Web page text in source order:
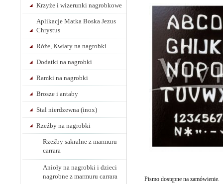
Krzyże i wizerunki nagrobkowe
Aplikacje Matka Boska Jezus
Chrystus
Róże, Kwiaty na nagrobki
Dodatki na nagrobki
Ramki na nagrobki
Brosze i antaby
Stal nierdzewna (inox)
Rzeźby na nagrobki
Rzeźby sakralne z marmuru
carrara
Anioły na nagrobki i dzieci
nagrobne z marmuru carrara
Pismo dostępne na zamówienie.